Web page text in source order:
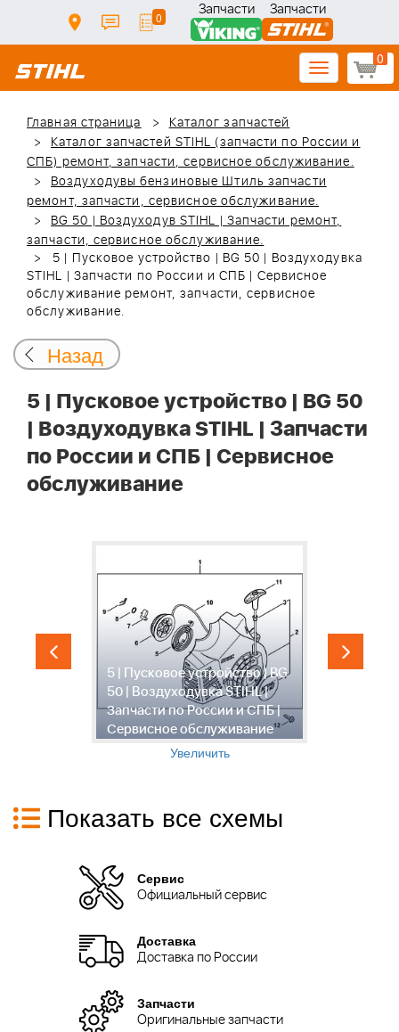
0 Запчасти Запчасти
0
Toggle
navigation
Главная страница
Каталог запчастей
Каталог запчастей STIHL (запчасти по России и
СПБ) ремонт, запчасти, сервисное обслуживание.
Воздуходувы бензиновые Штиль запчасти
ремонт, запчасти, сервисное обслуживание.
BG 50 | Воздуходув STIHL | Запчасти ремонт,
запчасти, сервисное обслуживание.
5 | Пусковое устройство | BG 50 | Воздуходувка
STIHL | Запчасти по России и СПБ | Сервисное
обслуживание ремонт, запчасти, сервисное
обслуживание.
Назад
5 | Пусковое устройство | BG 50
| Воздуходувка STIHL | Запчасти
по России и СПБ | Сервисное
обслуживание
5 | Пусковое устройство | BG
50 | Воздуходувка STIHL |
Запчасти по России и СПБ |
Сервисное обслуживание
Увеличить
Показать все схемы
Сервис
Официальный сервис
Доставка
Доставка по России
Запчасти
Оригинальные запчасти